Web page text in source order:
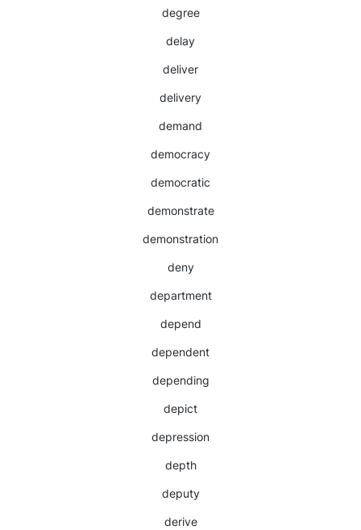
degree
delay
deliver
delivery
demand
democracy
democratic
demonstrate
demonstration
deny
department
depend
dependent
depending
depict
depression
depth
deputy
derive